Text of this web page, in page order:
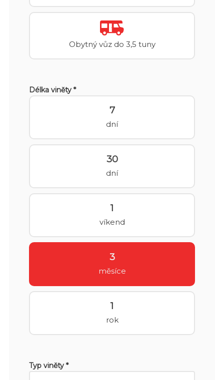
Obytný vůz do 3,5 tuny
Délka viněty *
7
dní
30
dní
1
víkend
3
měsíce
1
rok
Typ viněty *